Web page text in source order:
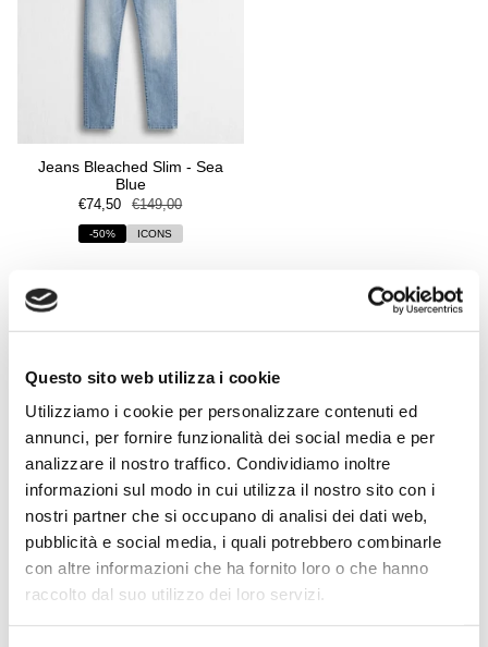
Questo sito web utilizza i cookie
Utilizziamo i cookie per personalizzare contenuti ed
annunci, per fornire funzionalità dei social media e per
analizzare il nostro traffico. Condividiamo inoltre
informazioni sul modo in cui utilizza il nostro sito con i
nostri partner che si occupano di analisi dei dati web,
pubblicità e social media, i quali potrebbero combinarle
con altre informazioni che ha fornito loro o che hanno
raccolto dal suo utilizzo dei loro servizi.
Jeans Bleached Slim - Sea
Blue
€74,50 €149,00
-50% ICONS